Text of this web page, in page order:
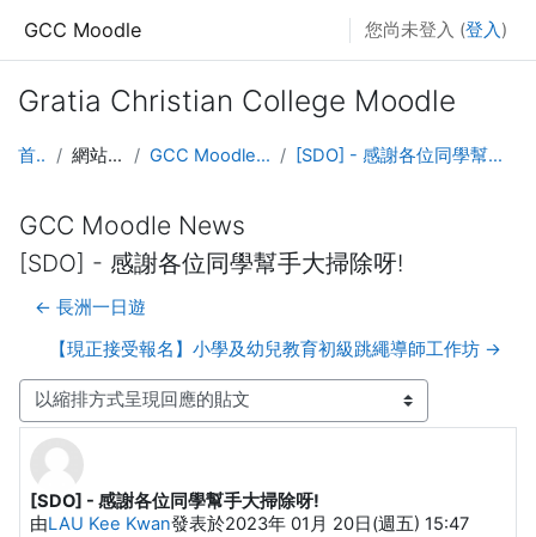
GCC Moodle 您尚未登入 (登入 )
Gratia Christian College Moodle
首頁 網站頁面 GCC Moodle News [SDO] - 感謝各位同學幫手大掃除呀!
GCC Moodle News
[SDO] - 感謝各位同學幫手大掃除呀!
← 長洲一日遊
【現正接受報名】小學及幼兒教育初級跳繩導師工作坊 →
顯示模式
[SDO] - 感謝各位同學幫手大掃除呀!
由LAU Kee Kwan發表於2023年 01月 20日(週五) 15:47
Number of replies: 0